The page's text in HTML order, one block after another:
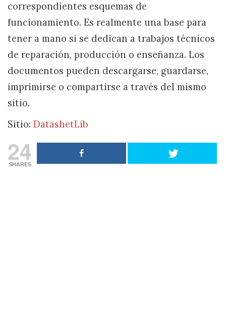
correspondientes esquemas de
funcionamiento. Es realmente una base para
tener a mano si se dedican a trabajos técnicos
de reparación, producción o enseñanza. Los
documentos pueden descargarse, guardarse,
imprimirse o compartirse a través del mismo
sitio.
Sitio: DatashetLib
24
SHARES